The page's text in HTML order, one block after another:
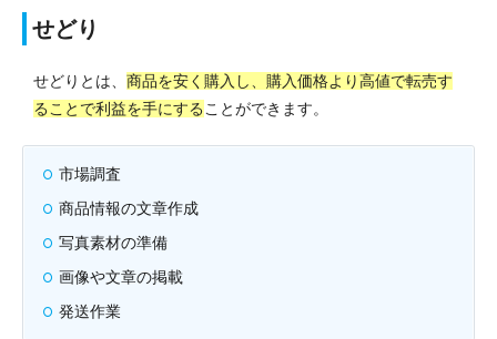
せどり
せどりとは、 商品を安く購入し、購入価格より高値で転売す
ることで利益を手にする ことができます。
市場調査
商品情報の文章作成
写真素材の準備
画像や文章の掲載
発送作業